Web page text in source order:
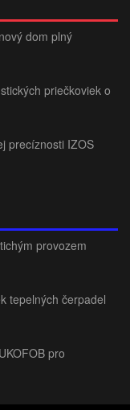
dom plný
priečkoviek o
precíznosti IZOS
provozem
tepelných čerpadel
pro